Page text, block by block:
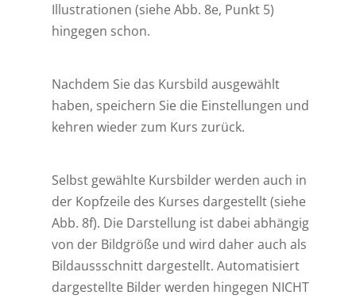
Illustrationen (siehe Abb. 8e, Punkt 5)
hingegen schon.
Nachdem Sie das Kursbild ausgewählt
haben, speichern Sie die Einstellungen und
kehren wieder zum Kurs zurück.
Selbst gewählte Kursbilder werden auch in
der Kopfzeile des Kurses dargestellt (siehe
Abb. 8f). Die Darstellung ist dabei abhängig
von der Bildgröße und wird daher auch als
Bildaussschnitt dargestellt. Automatisiert
dargestellte Bilder werden hingegen NICHT